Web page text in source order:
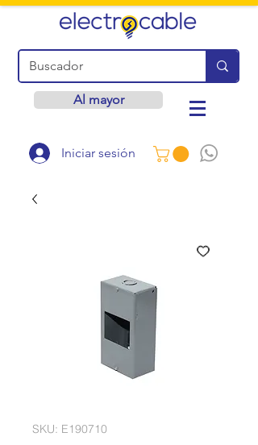
Al mayor
Iniciar sesión
SKU: E190710